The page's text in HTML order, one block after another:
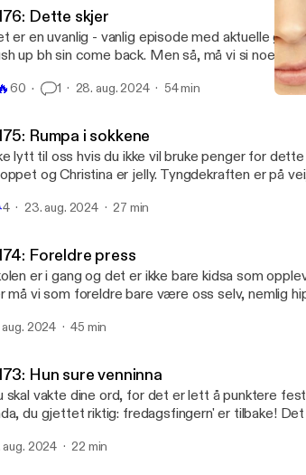
Dette skjer
er en uvanlig - vanlig episode med aktuelle girl
up bh sin come back. Men så, må vi si noe.
privacy [https://acast.com/privacy] for
60 1 28. aug. 2024 54 min
Rumpa i sokkene
lytt til oss hvis du ikke vil bruke penger for
og Christina er jelly. Tyngdekraften er på
Hosted on Acast. See
4 23. aug. 2024 27 min
Foreldre press
er i gang og det er ikke bare kidsa som
må vi som foreldre bare være oss selv, nemlig
og byr på tips og ønskelister. Du vet, sånne
acast.com/privacy] for more information.
aug. 2024 45 min
Hun sure venninna
skal vakte dine ord, for det er lett å punktere
du gjettet riktig: fredagsfingern' er tilbake!
og godt å være i gang igjen etter ferien! ----------------------------------------
aug. 2024 22 min